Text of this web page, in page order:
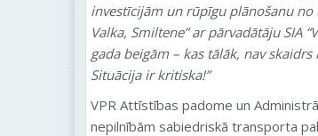
investīcijām un rūpīgu plānošanu no
Valka, Smiltene” ar pārvadātāju SIA
gada beigām – kas tālāk, nav
Situācija ir kritiska!”
VPR Attīstības padome un
nepilnībām sabiedriskā transporta